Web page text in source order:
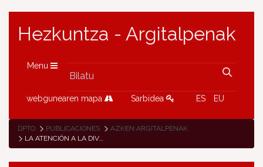
Hezkuntza - Argitalpenak
Menu
webgunearen mapa Sarbidea ES EU
DPTO PUBLICACIONES
AZKEN ARGITALPENAK
LA ATENCIÓN A LA DIVERSIDAD EN EL PRIMER CICLO DE LA E.S.O.